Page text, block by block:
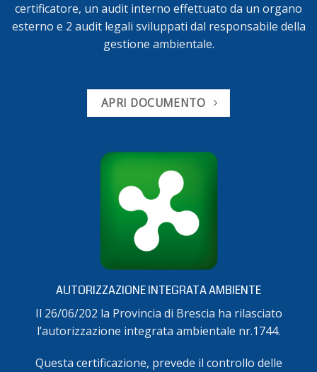
certificatore, un audit interno effettuato da un organo
esterno e 2 audit legali sviluppati dal responsabile della
gestione ambientale.
APRI DOCUMENTO
AUTORIZZAZIONE INTEGRATA AMBIENTE
Il 26/06/202 la Provincia di Brescia ha rilasciato
l’autorizzazione integrata ambientale nr.1744.
Questa certificazione, prevede il controllo delle